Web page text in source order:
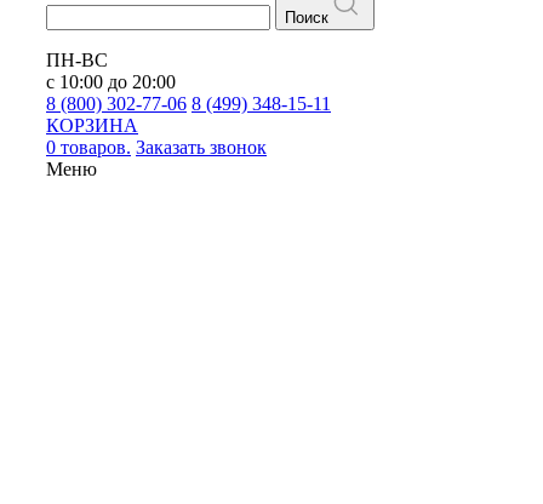
Поиск
ПН-ВС
с 10:00 до 20:00
8 (800) 302-77-06 8 (499) 348-15-11
КОРЗИНА
0 товаров. Заказать звонок
Меню